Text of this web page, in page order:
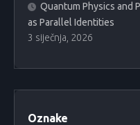
Quantum Physics and
as Parallel Identities
3 siječnja, 2026
Oznake